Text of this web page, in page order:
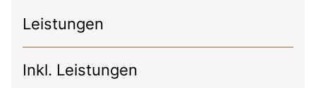
Leistungen
Inkl. Leistungen